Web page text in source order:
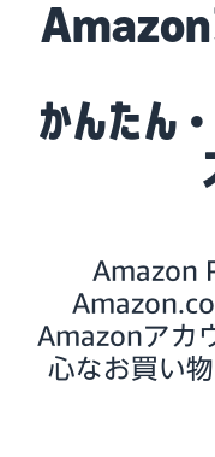
Amazon
かんたん
Amazon
Amazonアカ
心なお買い